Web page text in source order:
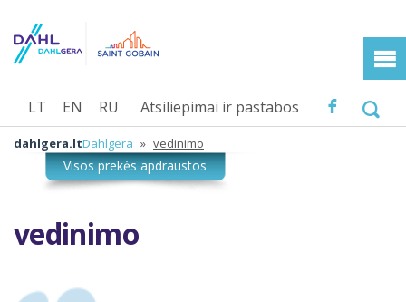
Atsiliepimai ir pastabos
LT EN RU
dahlgera.ltDahlgera » vedinimo
vedinimo